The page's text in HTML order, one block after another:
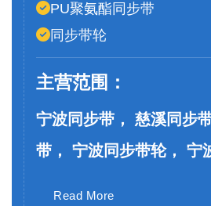
PU聚氨酯同步带
同步带轮
主营范围：
宁波同步带， 慈溪同步
带， 宁波同步带轮， 宁
Read More